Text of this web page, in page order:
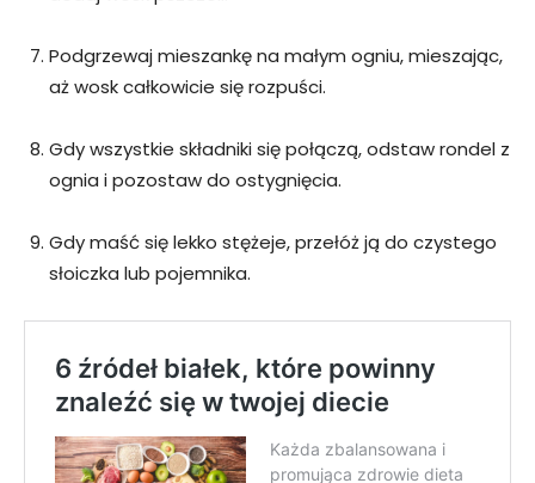
Podgrzewaj mieszankę na małym ogniu, mieszając,
aż wosk całkowicie się rozpuści.
Gdy wszystkie składniki się połączą, odstaw rondel z
ognia i pozostaw do ostygnięcia.
Gdy maść się lekko stężeje, przełóż ją do czystego
słoiczka lub pojemnika.